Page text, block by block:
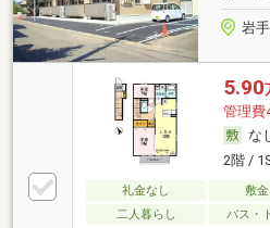
岩
5.90
管理費
な
2階 /
礼金なし 敷
二人暮らし
バス・